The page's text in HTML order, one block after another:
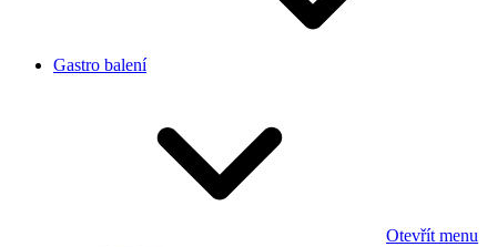
Gastro balení
Otevřít menu